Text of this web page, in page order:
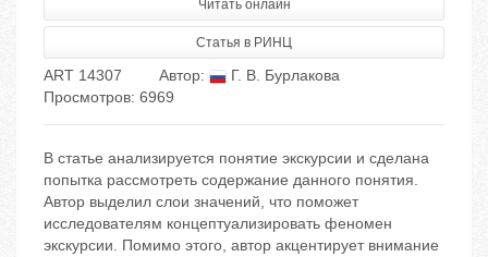
Читать онлайн
Статья в РИНЦ
ART 14307 Автор:
Г. В. Бурлакова
Просмотров: 6969
В статье анализируется понятие экскурсии и сделана
попытка рассмотреть содержание данного понятия.
Автор выделил слои значений, что поможет
исследователям концептуализировать феномен
экскурсии. Помимо этого, автор акцентирует внимание